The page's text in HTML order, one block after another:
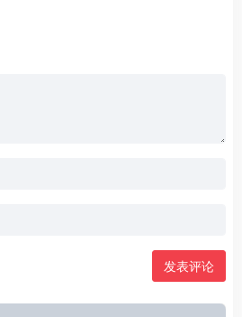
发表评论